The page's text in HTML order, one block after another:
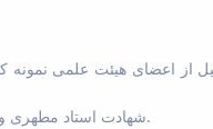
از اعضای هیئت علمی
شهادت استاد مطهری و روز بزرگداشت مقام معلم و استاد، در دانشگاه شهید بهشتی برگزار شد.